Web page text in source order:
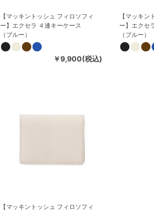
【マッキントッシュ フィロソフィ
ー】エクセラ ４連キーケース
（ブルー）
￥9,900(税込)
【マッキ
ー】エクセ
（ブルー）
【マッキントッシュ フィロソフィ